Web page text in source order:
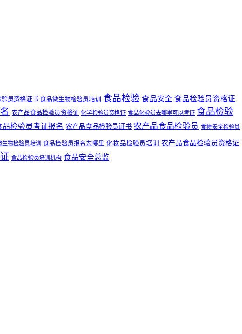
员资格证书 食品微生物检验员培训 食品检验 食品安全 食品检验员资格证
农产品食品检验员资格证 化学检验员资格证 食品化验员去哪里可以考证 食品检验
品检验员考证报名 农产品食品检验员证书 农产品食品检验员 食物安全检验员
生物检验员培训 食品检验员报名去哪里 化妆品检验员培训
农产品食品检验员资格证
食品检验员培训机构 食品安全总监